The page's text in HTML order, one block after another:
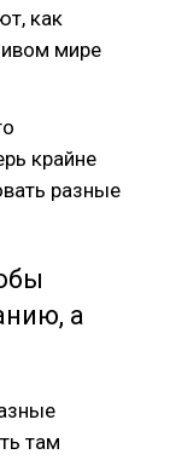
как
мире
крайне
разные
а
там